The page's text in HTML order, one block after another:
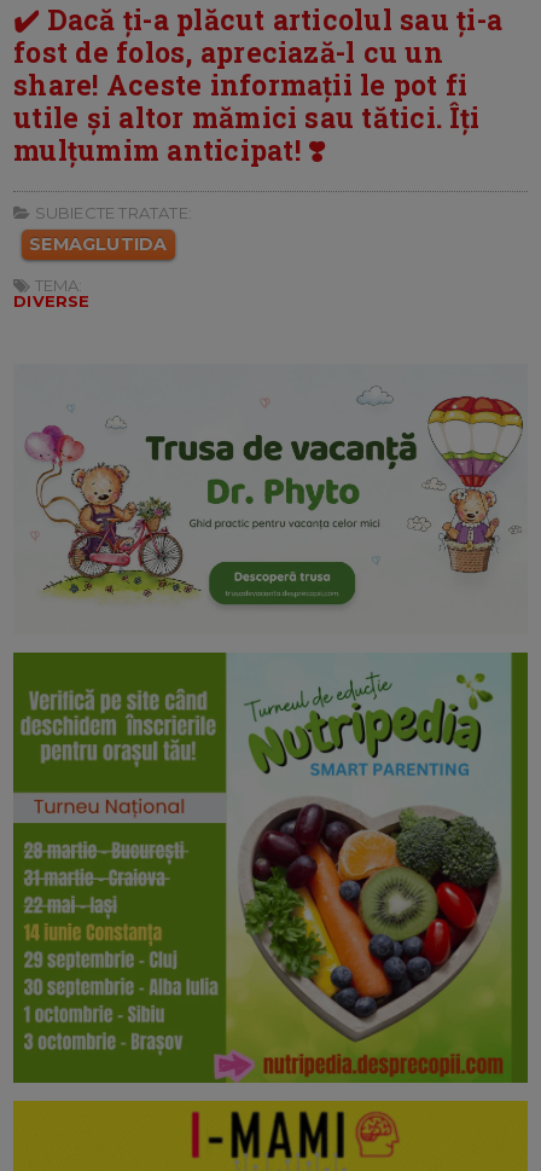
✔️ Dacă ți-a plăcut articolul sau ți-a
fost de folos, apreciază-l cu un
share! Aceste informații le pot fi
utile și altor mămici sau tătici. Îți
mulțumim anticipat! ❣️
SUBIECTE TRATATE:
SEMAGLUTIDA
TEMA:
DIVERSE